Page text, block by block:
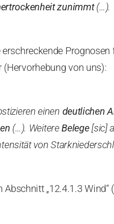
zunimmt(…).
von uns):
einen deutlichen
(…). WeitereBelege[sic]
von
„12.4.1.3 Wind“